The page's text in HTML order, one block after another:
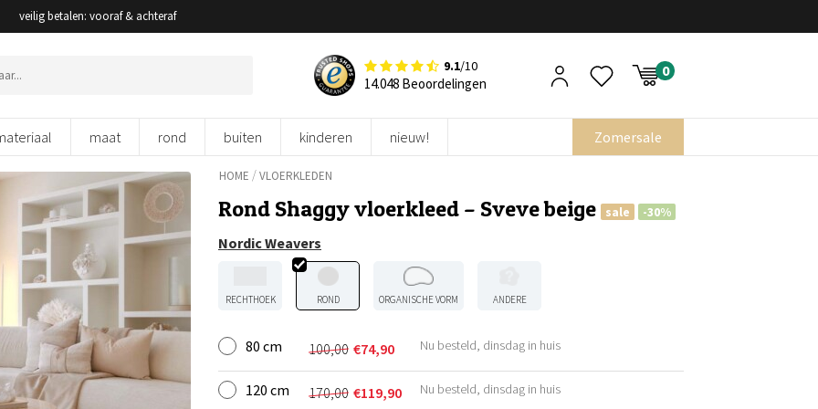
veilig betalen: vooraf & achteraf
9.1/10
14.048 Beoordelingen
maat rond buiten kinderen nieuw! Zomersale
HOME /VLOERKLEDEN
Rond Shaggy vloerkleed – Sveve beige sale -30%
Nordic Weavers
RECHTHOEK ROND ORGANISCHE VORM ANDERE
80 cm 100,00
Oorspronkelijke
prijs
was:
€74,90
Huidige
prijs
is:
Nu besteld, dinsdag in huis
120 cm 170,00
Oorspronkelijke
€119,90
Huidige Nu besteld, dinsdag in huis